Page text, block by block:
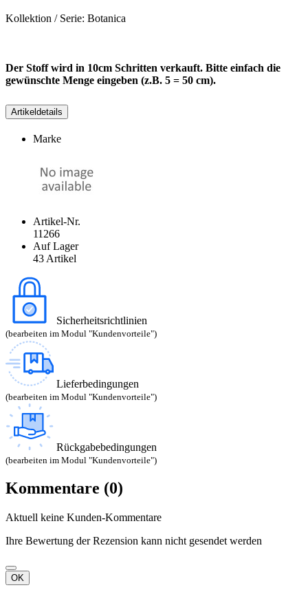
Kollektion / Serie: Botanica
Der Stoff wird in 10cm Schritten verkauft. Bitte einfach die
gewünschte Menge eingeben (z.B. 5 = 50 cm).
Artikeldetails
Marke
Artikel-Nr.
11266
Auf Lager
43 Artikel
Sicherheitsrichtlinien
(bearbeiten im Modul "Kundenvorteile")
Lieferbedingungen
(bearbeiten im Modul "Kundenvorteile")
Rückgabebedingungen
(bearbeiten im Modul "Kundenvorteile")
Kommentare (0)
Aktuell keine Kunden-Kommentare
Ihre Bewertung der Rezension kann nicht gesendet werden
OK